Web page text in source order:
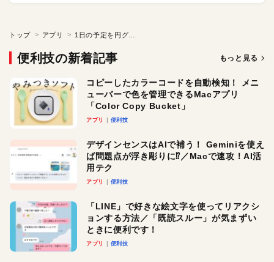
トップ アプリ
便利技の新着記事 もっと見る
コピーしたカラーコードを自動検知！ メニ
ューバーで色を管理できるMacアプリ
「Color Copy Bucket」
アプリ 便利技
デザインセンスはAIで補う！ Geminiを使え
ば問題点が浮き彫りに⁉︎／Macで速攻！AI活
用テク
アプリ 便利技
「LINE」で好きな絵文字を使ってリアクシ
ョンする方法／「既読スルー」が気まずい
ときに便利です！
アプリ 便利技